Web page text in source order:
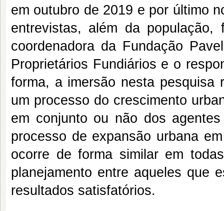
em outubro de 2019 e por último
entrevistas, além da
coordenadora da Fundação
Proprietários Fundiários e o
forma, a imersão nesta pesquisa
um processo do crescimento
em conjunto ou não dos
processo de expansão urbana
ocorre de forma similar em
planejamento entre aqueles que
resultados satisfatórios.